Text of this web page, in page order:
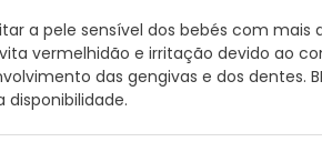
a pele sensível dos bebés com
vermelhidão e irritação devido ao
das gengivas e dos dentes.
disponibilidade.